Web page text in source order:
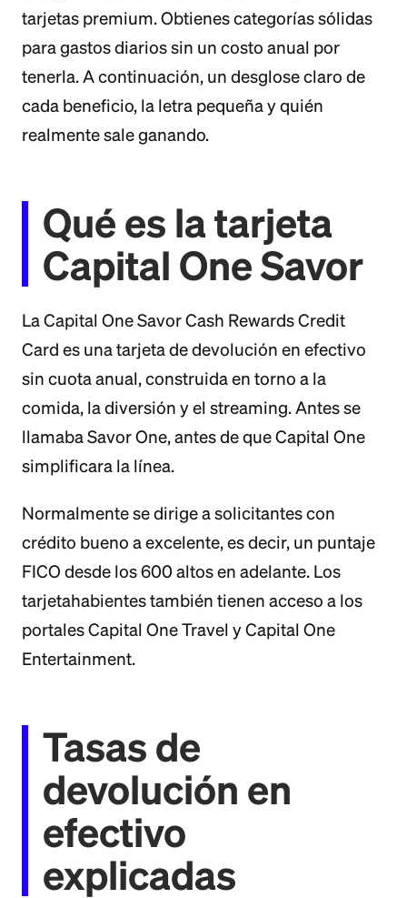
tarjetas premium. Obtienes categorías sólidas
para gastos diarios sin un costo anual por
tenerla. A continuación, un desglose claro de
cada beneficio, la letra pequeña y quién
realmente sale ganando.
Qué es la tarjeta
Capital One Savor
La Capital One Savor Cash Rewards Credit
Card es una tarjeta de devolución en efectivo
sin cuota anual, construida en torno a la
comida, la diversión y el streaming. Antes se
llamaba Savor One, antes de que Capital One
simplificara la línea.
Normalmente se dirige a solicitantes con
crédito bueno a excelente, es decir, un puntaje
FICO desde los 600 altos en adelante. Los
tarjetahabientes también tienen acceso a los
portales Capital One Travel y Capital One
Entertainment.
Tasas de
devolución en
efectivo
explicadas